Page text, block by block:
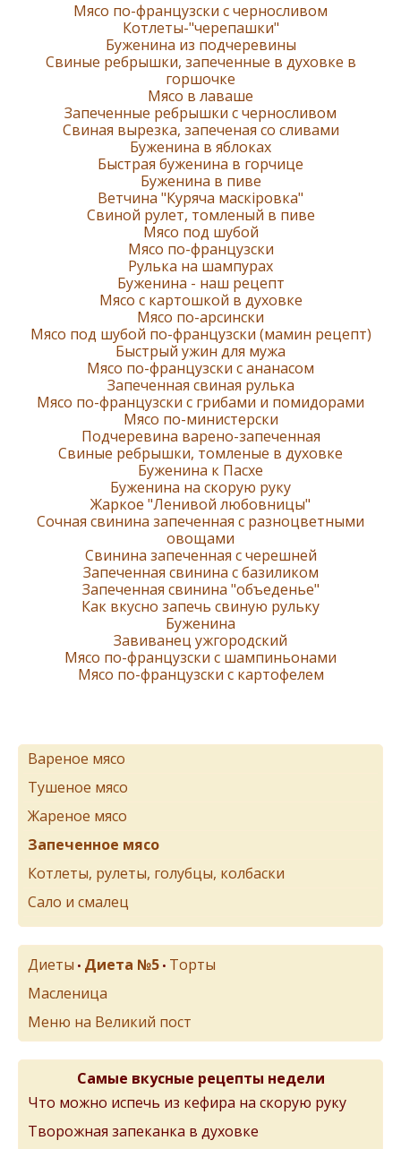
Мясо по-французски с черносливом
Котлеты-"черепашки"
Буженина из подчеревины
Свиные ребрышки, запеченные в духовке в
горшочке
Мясо в лаваше
Запеченные ребрышки с черносливом
Свиная вырезка, запеченая со сливами
Буженина в яблоках
Быстрая буженина в горчице
Буженина в пиве
Ветчина "Куряча маскіровка"
Свиной рулет, томленый в пиве
Мясо под шубой
Мясо по-французски
Рулька на шампурах
Буженина - наш рецепт
Мясо с картошкой в духовке
Мясо по-арсински
Мясо под шубой по-французски (мамин рецепт)
Быстрый ужин для мужа
Мясо по-французски с ананасом
Запеченная свиная рулька
Мясо по-французски с грибами и помидорами
Мясо по-министерски
Подчеревина варено-запеченная
Свиные ребрышки, томленые в духовке
Буженина к Пасхе
Буженина на скорую руку
Жаркое "Ленивой любовницы"
Сочная свинина запеченная с разноцветными
овощами
Свинина запеченная с черешней
Запеченная свинина с базиликом
Запеченная свинина "объеденье"
Как вкусно запечь свиную рульку
Буженина
Завиванец ужгородский
Мясо по-французски с шампиньонами
Мясо по-французски с картофелем
Вареное мясо
Тушеное мясо
Жареное мясо
Запеченное мясо
Котлеты, рулеты, голубцы, колбаски
Сало и смалец
Диеты • Диета №5 • Торты
Масленица
Меню на Великий пост
Самые вкусные рецепты недели
Что можно испечь из кефира на скорую руку
Творожная запеканка в духовке